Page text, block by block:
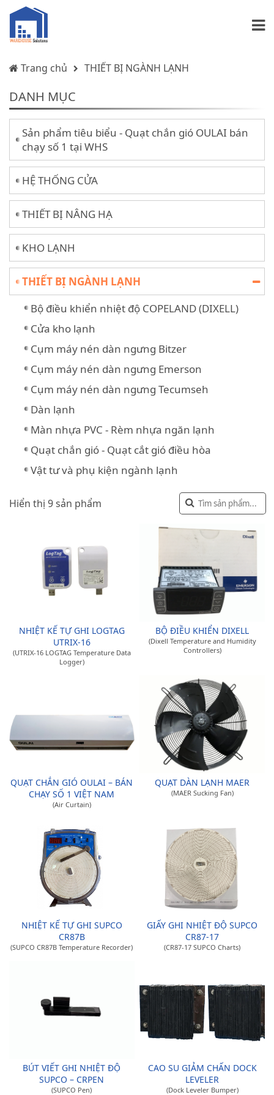
Trang chủ THIẾT BỊ NGÀNH LẠNH
DANH MỤC
Sản phẩm tiêu biểu - Quạt chắn gió OULAI bán
chạy số 1 tại WHS
HỆ THỐNG CỬA
THIẾT BỊ NÂNG HẠ
KHO LẠNH
THIẾT BỊ NGÀNH LẠNH
Bộ điều khiển nhiệt độ COPELAND (DIXELL)
Cửa kho lạnh
Cụm máy nén dàn ngưng Bitzer
Cụm máy nén dàn ngưng Emerson
Cụm máy nén dàn ngưng Tecumseh
Dàn lạnh
Màn nhựa PVC - Rèm nhựa ngăn lạnh
Quạt chắn gió - Quạt cắt gió điều hòa
Vật tư và phụ kiện ngành lạnh
Hiển thị 9 sản phẩm
NHIỆT KẾ TỰ GHI LOGTAG
UTRIX-16
(UTRIX-16 LOGTAG Temperature Data
Logger)
BỘ ĐIỀU KHIỂN DIXELL
(Dixell Temperature and Humidity
Controllers)
QUẠT CHẮN GIÓ OULAI – BÁN
CHẠY SỐ 1 VIỆT NAM
(Air Curtain)
QUẠT DÀN LẠNH MAER
(MAER Sucking Fan)
NHIỆT KẾ TỰ GHI SUPCO
CR87B
(SUPCO CR87B Temperature Recorder)
GIẤY GHI NHIỆT ĐỘ SUPCO
CR87-17
(CR87-17 SUPCO Charts)
BÚT VIẾT GHI NHIỆT ĐỘ
SUPCO – CRPEN
(SUPCO Pen)
CAO SU GIẢM CHẤN DOCK
LEVELER
(Dock Leveler Bumper)